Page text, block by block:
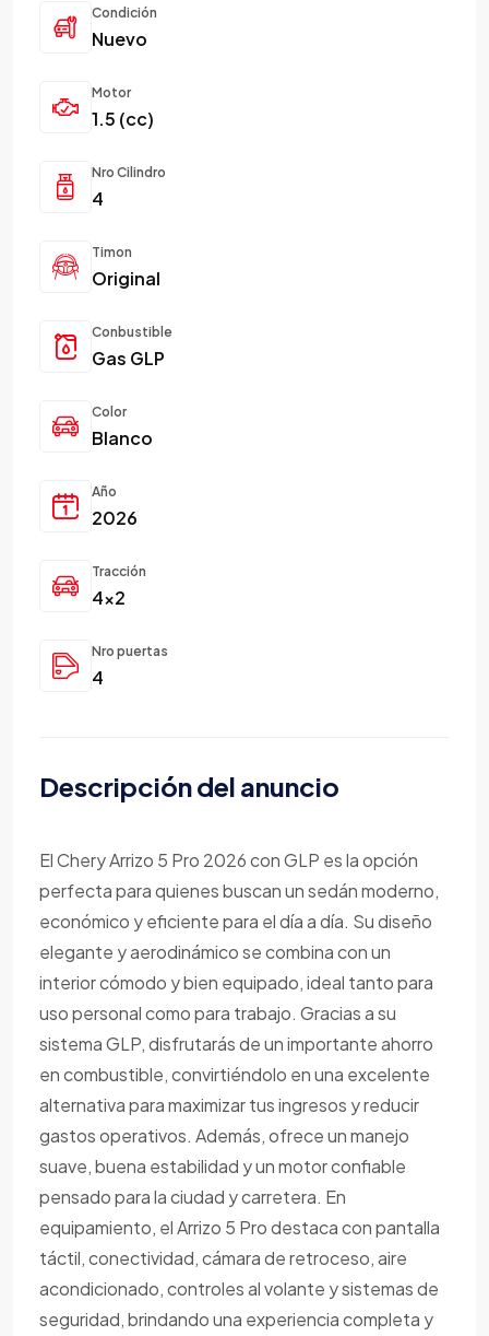
Condición
Nuevo
Motor
1.5 (cc)
Nro Cilindro
4
Timon
Original
Conbustible
Gas GLP
Color
Blanco
Año
2026
Tracción
4x2
Nro puertas
4
Descripción del anuncio
El Chery Arrizo 5 Pro 2026 con GLP es la opción
perfecta para quienes buscan un sedán moderno,
económico y eficiente para el día a día. Su diseño
elegante y aerodinámico se combina con un
interior cómodo y bien equipado, ideal tanto para
uso personal como para trabajo. Gracias a su
sistema GLP, disfrutarás de un importante ahorro
en combustible, convirtiéndolo en una excelente
alternativa para maximizar tus ingresos y reducir
gastos operativos. Además, ofrece un manejo
suave, buena estabilidad y un motor confiable
pensado para la ciudad y carretera. En
equipamiento, el Arrizo 5 Pro destaca con pantalla
táctil, conectividad, cámara de retroceso, aire
acondicionado, controles al volante y sistemas de
seguridad, brindando una experiencia completa y